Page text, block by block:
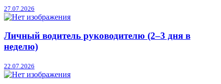
27.07.2026
Личный водитель руководителю (2–3 дня в
неделю)
22.07.2026